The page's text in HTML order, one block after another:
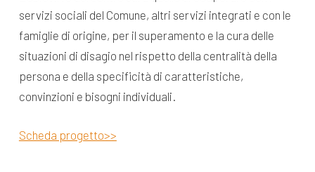
servizi sociali del Comune, altri servizi integrati e con le
famiglie di origine, per il superamento e la cura delle
situazioni di disagio nel rispetto della centralità della
persona e della specificità di caratteristiche,
convinzioni e bisogni individuali.
Scheda progetto>>